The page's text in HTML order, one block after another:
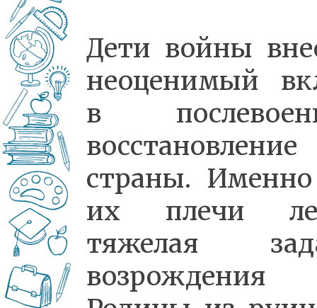
Дети войны
неоценимый
в
восстановление
страны.
их плечи
тяжелая
возрождения